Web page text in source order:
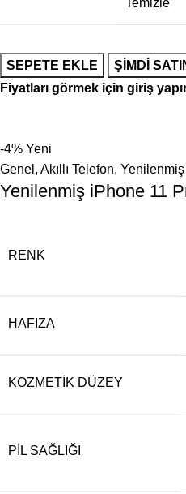
Temizle
SEPETE EKLE
ŞIMDI
Fiyatları görmek için giriş
-4% Yeni
Genel , Akıllı Telefon,
Yenilenmiş iPhone 11
RENK
HAFIZA
KOZMETIK DÜZEY
PIL SAĞLIĞI